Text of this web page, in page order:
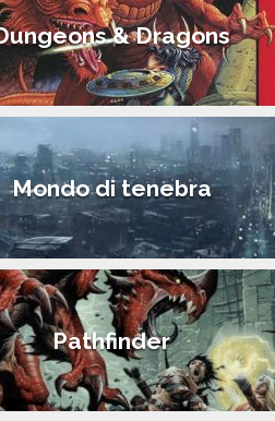
& Dragons
Mondo di tenebra
Pathfinder